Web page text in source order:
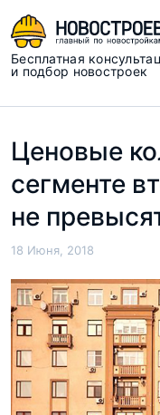
Бесплатная
и подбор новостроек
Ценовые
сегменте
не
18 Июня, 2018